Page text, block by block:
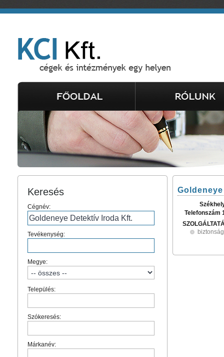
Keresés
Cégnév:
Tevékenység:
Megye:
Település:
Szókeresés:
Márkanév:
Telefonszám